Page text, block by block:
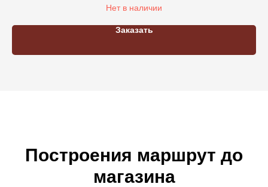
Нет в наличии
Заказать
Построения маршрут до
магазина